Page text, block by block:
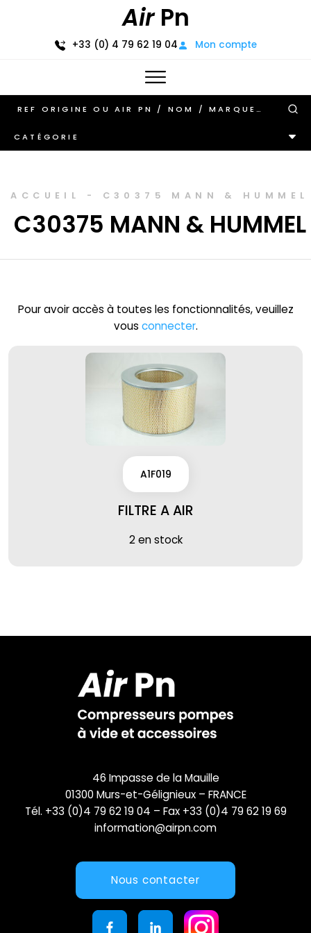
AirPn
+33 (0) 4 79 62 19 04 Mon compte
CATÉGORIE
ACCUEIL - C30375 MANN & HUMMEL
C30375 MANN & HUMMEL
Pour avoir accès à toutes les fonctionnalités, veuillez
vous connecter.
A1F019
FILTRE A AIR
2 en stock
46 Impasse de la Mauille
01300 Murs-et-Gélignieux – FRANCE
Tél. +33 (0)4 79 62 19 04 – Fax +33 (0)4 79 62 19 69
information@airpn.com
Nous contacter